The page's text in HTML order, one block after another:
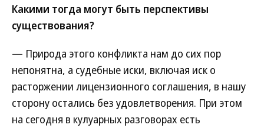
Какими тогда могут быть перспективы
существования?
— Природа этого конфликта нам до сих пор
непонятна, а судебные иски, включая иск о
расторжении лицензионного соглашения, в нашу
сторону остались без удовлетворения. При этом
на сегодня в кулуарных разговорах есть